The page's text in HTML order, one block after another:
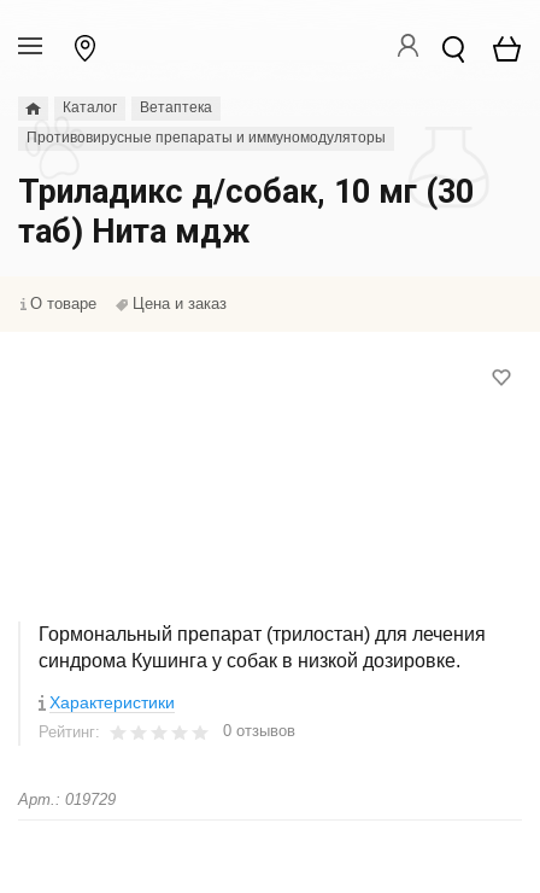
Каталог
Ветаптека
Противовирусные препараты и иммуномодуляторы
Триладикс д/собак, 10 мг (30
таб) Нита мдж
О товаре Цена и заказ
Гормональный препарат (трилостан) для лечения
синдрома Кушинга у собак в низкой дозировке.
Характеристики
Рейтинг: 0 отзывов
Арт.: 019729